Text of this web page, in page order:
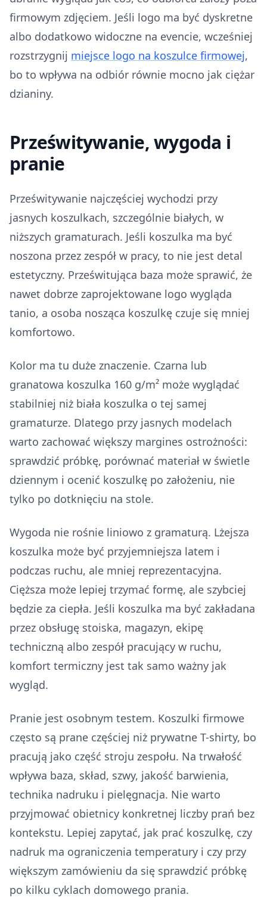
firmowym zdjęciem. Jeśli logo ma być dyskretne
albo dodatkowo widoczne na evencie, wcześniej
rozstrzygnij miejsce logo na koszulce firmowej,
bo to wpływa na odbiór równie mocno jak ciężar
dzianiny.
Prześwitywanie, wygoda i
pranie
Prześwitywanie najczęściej wychodzi przy
jasnych koszulkach, szczególnie białych, w
niższych gramaturach. Jeśli koszulka ma być
noszona przez zespół w pracy, to nie jest detal
estetyczny. Prześwitująca baza może sprawić, że
nawet dobrze zaprojektowane logo wygląda
tanio, a osoba nosząca koszulkę czuje się mniej
komfortowo.
Kolor ma tu duże znaczenie. Czarna lub
granatowa koszulka 160 g/m² może wyglądać
stabilniej niż biała koszulka o tej samej
gramaturze. Dlatego przy jasnych modelach
warto zachować większy margines ostrożności:
sprawdzić próbkę, porównać materiał w świetle
dziennym i ocenić koszulkę po założeniu, nie
tylko po dotknięciu na stole.
Wygoda nie rośnie liniowo z gramaturą. Lżejsza
koszulka może być przyjemniejsza latem i
podczas ruchu, ale mniej reprezentacyjna.
Cięższa może lepiej trzymać formę, ale szybciej
będzie za ciepła. Jeśli koszulka ma być zakładana
przez obsługę stoiska, magazyn, ekipę
techniczną albo zespół pracujący w ruchu,
komfort termiczny jest tak samo ważny jak
wygląd.
Pranie jest osobnym testem. Koszulki firmowe
często są prane częściej niż prywatne T-shirty, bo
pracują jako część stroju zespołu. Na trwałość
wpływa baza, skład, szwy, jakość barwienia,
technika nadruku i pielęgnacja. Nie warto
przyjmować obietnicy konkretnej liczby prań bez
kontekstu. Lepiej zapytać, jak prać koszulkę, czy
nadruk ma ograniczenia temperatury i czy przy
większym zamówieniu da się sprawdzić próbkę
po kilku cyklach domowego prania.